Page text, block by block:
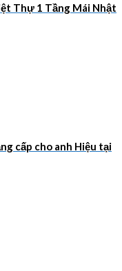
Thự 1 Tầng Mái Nhật
cấp cho anh Hiệu tại